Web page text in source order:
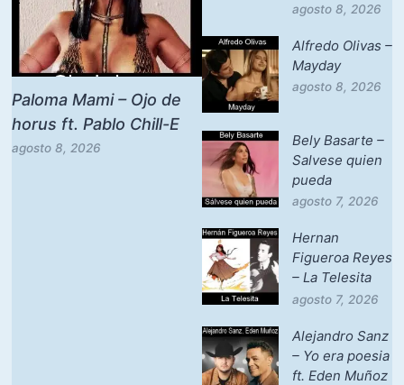
Paloma Mami – Ojo de
horus ft. Pablo Chill-E
agosto 8, 2026
agosto 8, 2026
Alfredo Olivas –
Mayday
agosto 8, 2026
Bely Basarte –
Salvese quien
pueda
agosto 7, 2026
Hernan
Figueroa Reyes
– La Telesita
agosto 7, 2026
Alejandro Sanz
– Yo era poesia
ft. Eden Muñoz